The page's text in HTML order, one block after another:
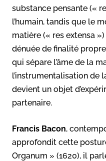
substance pensante («
l’humain, tandis que le
matière (« res extensa
dénuée de finalité
qui sépare l’âme de la
l’instrumentalisation de
devient un objet
partenaire.
Francis Bacon,
approfondit cette
Organum » (1620), il